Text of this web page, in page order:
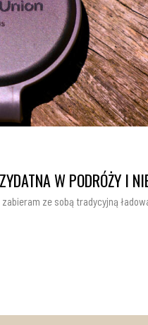
W PODRÓŻY I
ze sobą tradycyjną